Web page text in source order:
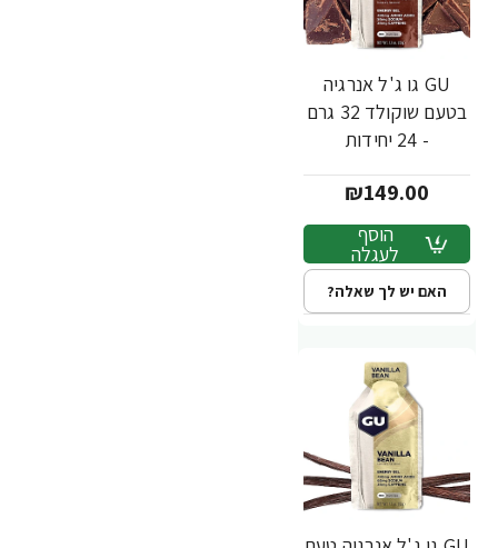
GU גו ג'ל אנרגיה
בטעם שוקולד 32 גרם
- 24 יחידות
₪149.00
הוסף
לעגלה
האם יש לך שאלה?